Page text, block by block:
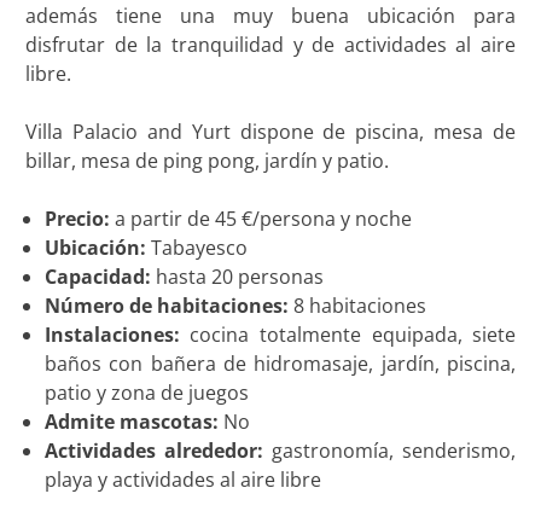
además tiene una muy buena ubicación para
disfrutar de la tranquilidad y de actividades al aire
libre.
Villa Palacio and Yurt dispone de piscina, mesa de
billar, mesa de ping pong, jardín y patio.
Precio: a partir de 45 €/persona y noche
Ubicación: Tabayesco
Capacidad: hasta 20 personas
Número de habitaciones: 8 habitaciones
Instalaciones: cocina totalmente equipada, siete
baños con bañera de hidromasaje, jardín, piscina,
patio y zona de juegos
Admite mascotas: No
Actividades alrededor: gastronomía, senderismo,
playa y actividades al aire libre